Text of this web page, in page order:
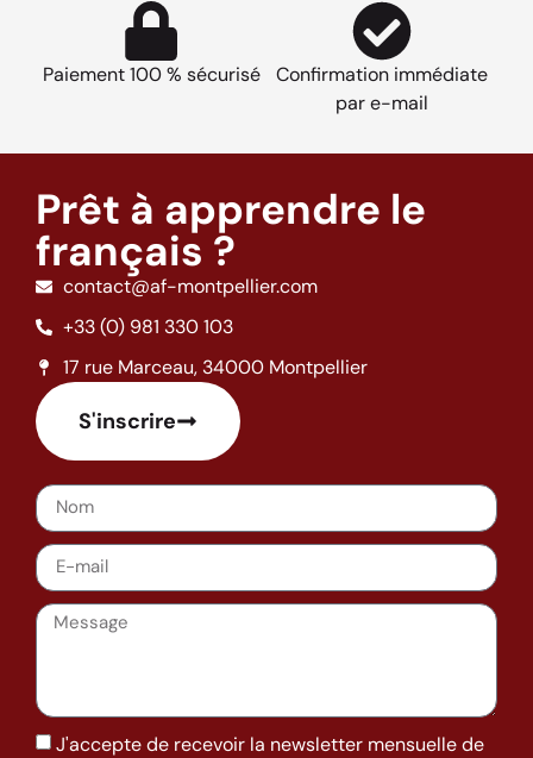
Paiement 100 % sécurisé
Confirmation immédiate
par e-mail
Prêt à apprendre le
français ?
contact@af-montpellier.com
+33 (0) 981 330 103
17 rue Marceau, 34000 Montpellier
S'inscrire
J'accepte de recevoir la newsletter mensuelle de